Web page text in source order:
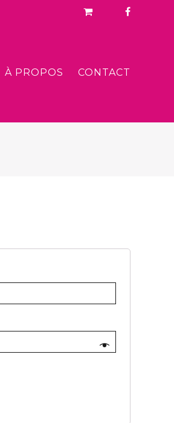
À PROPOS CONTACT